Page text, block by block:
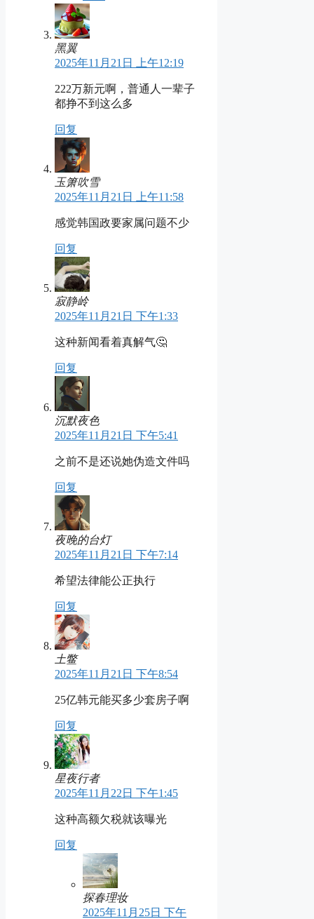
黑翼
2025年11月21日 上午12:19
222万新元啊，普通人一辈子
都挣不到这么多
回复
玉箫吹雪
2025年11月21日 上午11:58
感觉韩国政要家属问题不少
回复
寂静岭
2025年11月21日 下午1:33
这种新闻看着真解气🤔
回复
沉默夜色
2025年11月21日 下午5:41
之前不是还说她伪造文件吗
回复
夜晚的台灯
2025年11月21日 下午7:14
希望法律能公正执行
回复
土鳖
2025年11月21日 下午8:54
25亿韩元能买多少套房子啊
回复
星夜行者
2025年11月22日 下午1:45
这种高额欠税就该曝光
回复
探春理妆
2025年11月25日 下午